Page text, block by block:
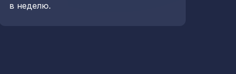
в неделю.